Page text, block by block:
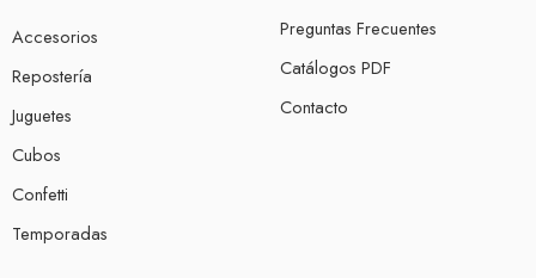
Accesorios
Repostería
Juguetes
Cubos
Confetti
Temporadas
Preguntas Frecuentes
Catálogos PDF
Contacto